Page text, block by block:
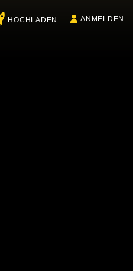
HOCHLADEN ANMELDEN